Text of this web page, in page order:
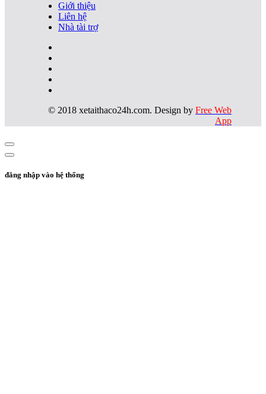
Giới thiệu
Liên hệ
Nhà tài trợ
© 2018 xetaithaco24h.com. Design by Free Web
App
đăng nhập vào hệ thống